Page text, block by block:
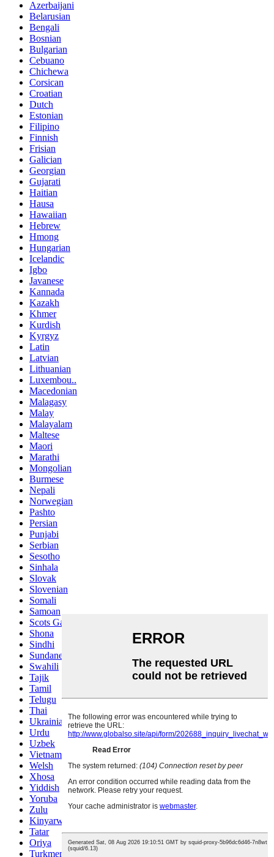
Azerbaijani
Belarusian
Bengali
Bosnian
Bulgarian
Cebuano
Chichewa
Corsican
Croatian
Dutch
Estonian
Filipino
Finnish
Frisian
Galician
Georgian
Gujarati
Haitian
Hausa
Hawaiian
Hebrew
Hmong
Hungarian
Icelandic
Igbo
Javanese
Kannada
Kazakh
Khmer
Kurdish
Kyrgyz
Latin
Latvian
Lithuanian
Luxembou..
Macedonian
Malagasy
Malay
Malayalam
Maltese
Maori
Marathi
Mongolian
Burmese
Nepali
Norwegian
Pashto
Persian
Punjabi
Serbian
Sesotho
Sinhala
Slovak
Slovenian
Somali
Samoan
Scots Gaelic
Shona
Sindhi
Sundanese
Swahili
Tajik
Tamil
Telugu
Thai
Ukrainian
Urdu
Uzbek
Vietnamese
Welsh
Xhosa
Yiddish
Yoruba
Zulu
Kinyarwanda
Tatar
Oriya
Turkmen